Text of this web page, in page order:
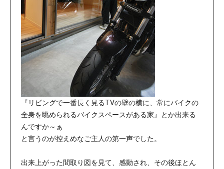
『リビングで一番長く見るTVの壁の横に、常にバイクの
全身を眺められるバイクスペースがある家』とか出来る
んですか～ぁ
と言うのが控えめなご主人の第一声でした。
出来上がった間取り図を見て、感動され、その後ほとん